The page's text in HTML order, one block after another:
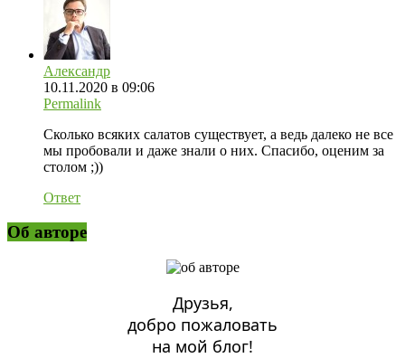
Александр
10.11.2020 в 09:06
Permalink
Сколько всяких салатов существует, а ведь далеко не все
мы пробовали и даже знали о них. Спасибо, оценим за
столом ;))
Ответ
Об авторе
Друзья,
добро пожаловать
на мой блог!